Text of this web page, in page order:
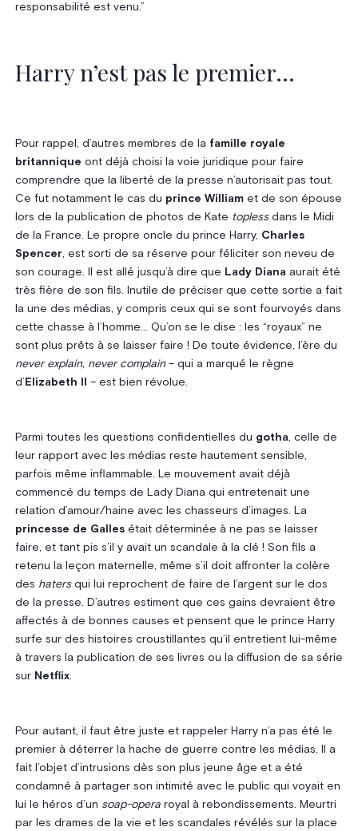
responsabilité est venu.”
Harry n’est pas le premier…
Pour rappel, d’autres membres de la famille royale
britannique ont déjà choisi la voie juridique pour faire
comprendre que la liberté de la presse n’autorisait pas tout.
Ce fut notamment le cas du prince Williamet de son épouse
lors de la publication de photos de Kate toplessdans le Midi
de la France. Le propre oncle du prince Harry, Charles
Spencer, est sorti de sa réserve pour féliciter son neveu de
son courage. Il est allé jusqu’à dire que Lady Dianaaurait été
très fière de son fils. Inutile de préciser que cette sortie a fait
la une des médias, y compris ceux qui se sont fourvoyés dans
cette chasse à l’homme… Qu’on se le dise : les “royaux” ne
sont plus prêts à se laisser faire ! De toute évidence, l’ère du
never explain, never complain– qui a marqué le règne
d’ Elizabeth II – est bien révolue.
Parmi toutes les questions confidentielles du gotha, celle de
leur rapport avec les médias reste hautement sensible,
parfois même inflammable. Le mouvement avait déjà
commencé du temps de Lady Diana qui entretenait une
relation d’amour/haine avec les chasseurs d’images. La
princesse de Gallesétait déterminée à ne pas se laisser
faire, et tant pis s’il y avait un scandale à la clé ! Son fils a
retenu la leçon maternelle, même s’il doit affronter la colère
des hatersqui lui reprochent de faire de l’argent sur le dos
de la presse. D’autres estiment que ces gains devraient être
affectés à de bonnes causes et pensent que le prince Harry
surfe sur des histoires croustillantes qu’il entretient lui-même
à travers la publication de ses livres ou la diffusion de sa série
sur Netflix.
Pour autant, il faut être juste et rappeler Harry n’a pas été le
premier à déterrer la hache de guerre contre les médias. Il a
fait l’objet d’intrusions dès son plus jeune âge et a été
condamné à partager son intimité avec le public qui voyait en
lui le héros d’un soap-operaroyal à rebondissements. Meurtri
par les drames de la vie et les scandales révélés sur la place